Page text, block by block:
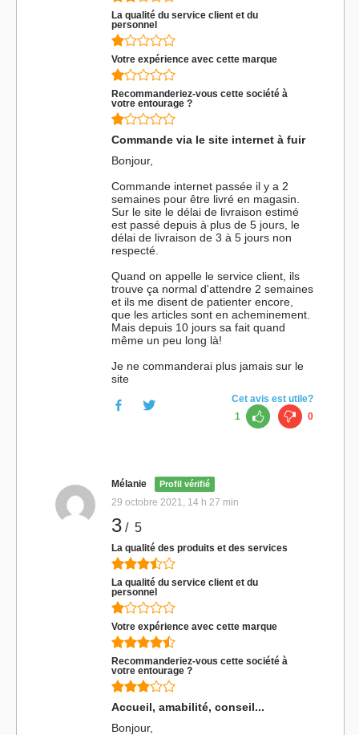
La qualité du service client et du
personnel
Votre expérience avec cette marque
Recommanderiez-vous cette société à
votre entourage ?
Commande via le site internet à fuir
Bonjour,
Commande internet passée il y a 2
semaines pour être livré en magasin.
Sur le site le délai de livraison estimé
est passé depuis à plus de 5 jours, le
délai de livraison de 3 à 5 jours non
respecté.
Quand on appelle le service client, ils
trouve ça normal d'attendre 2 semaines
et ils me disent de patienter encore,
que les articles sont en acheminement.
Mais depuis 10 jours sa fait quand
même un peu long là!
Je ne commanderai plus jamais sur le
site
Cet avis est utile?
1
0
Mélanie Profil vérifié
29 octobre 2021, 14 h 27 min
3 / 5
La qualité des produits et des services
La qualité du service client et du
personnel
Votre expérience avec cette marque
Recommanderiez-vous cette société à
votre entourage ?
Accueil, amabilité, conseil...
Bonjour,